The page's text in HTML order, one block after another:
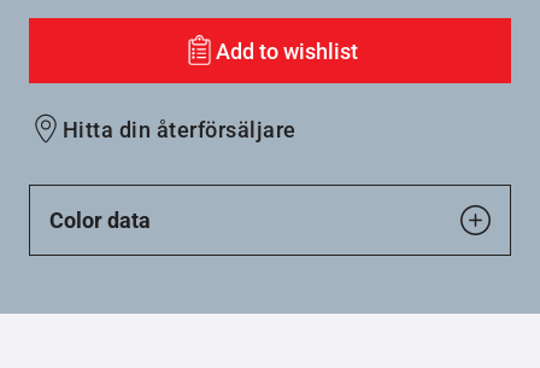
Add to wishlist
Hitta din återförsäljare
Color data